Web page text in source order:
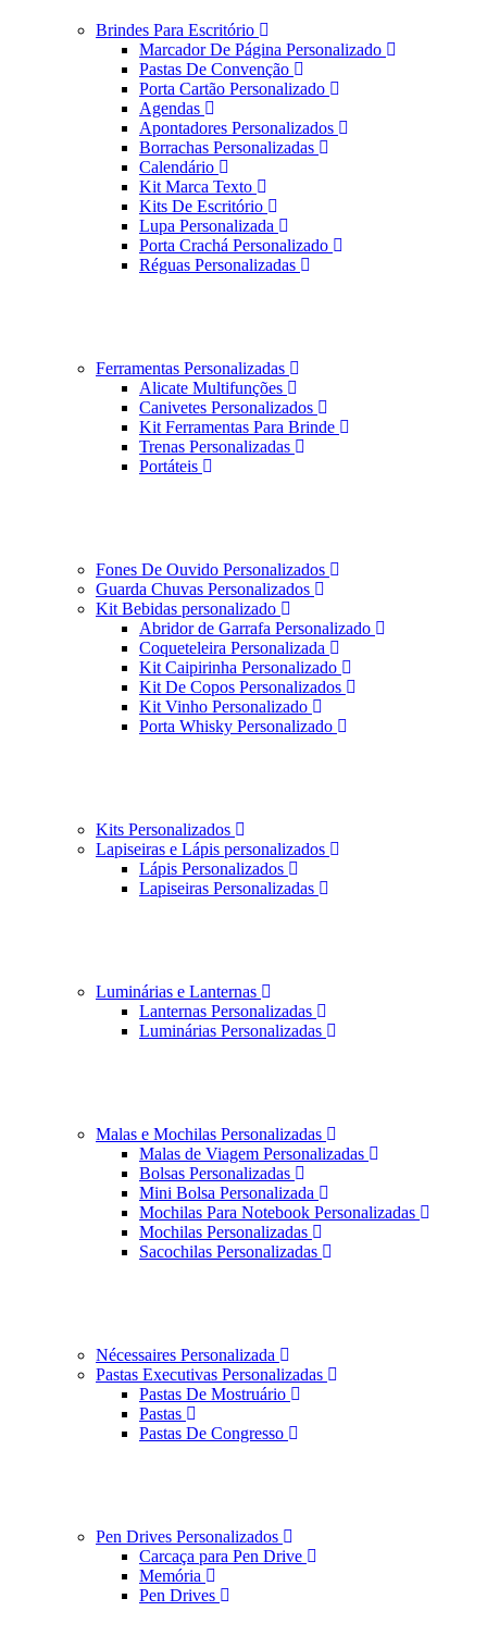
Brindes Para Escritório
Marcador De Página Personalizado
Pastas De Convenção
Porta Cartão Personalizado
Agendas
Apontadores Personalizados
Borrachas Personalizadas
Calendário
Kit Marca Texto
Kits De Escritório
Lupa Personalizada
Porta Crachá Personalizado
Réguas Personalizadas
Ferramentas Personalizadas
Alicate Multifunções
Canivetes Personalizados
Kit Ferramentas Para Brinde
Trenas Personalizadas
Portáteis
Fones De Ouvido Personalizados
Guarda Chuvas Personalizados
Kit Bebidas personalizado
Abridor de Garrafa Personalizado
Coqueteleira Personalizada
Kit Caipirinha Personalizado
Kit De Copos Personalizados
Kit Vinho Personalizado
Porta Whisky Personalizado
Kits Personalizados
Lapiseiras e Lápis personalizados
Lápis Personalizados
Lapiseiras Personalizadas
Luminárias e Lanternas
Lanternas Personalizadas
Luminárias Personalizadas
Malas e Mochilas Personalizadas
Malas de Viagem Personalizadas
Bolsas Personalizadas
Mini Bolsa Personalizada
Mochilas Para Notebook Personalizadas
Mochilas Personalizadas
Sacochilas Personalizadas
Nécessaires Personalizada
Pastas Executivas Personalizadas
Pastas De Mostruário
Pastas
Pastas De Congresso
Pen Drives Personalizados
Carcaça para Pen Drive
Memória
Pen Drives